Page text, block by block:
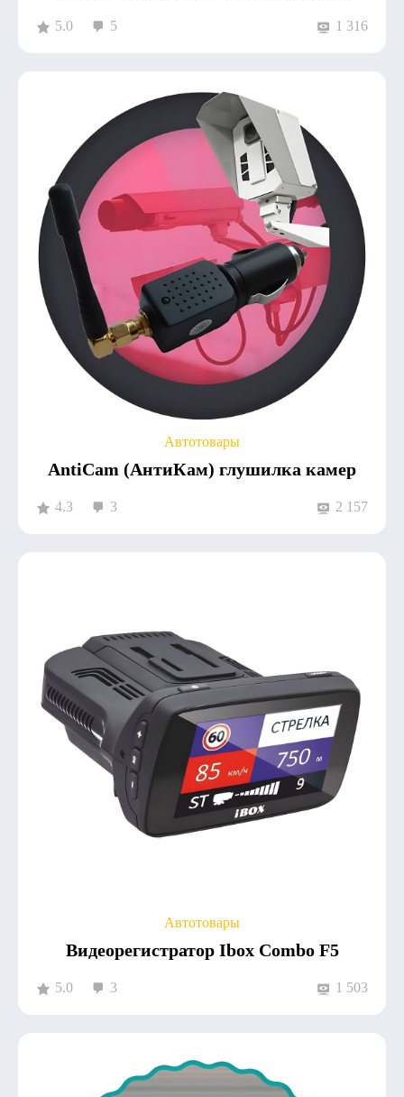
5.0 5 1 316
Автотовары
AntiCam (АнтиКам) глушилка камер
4.3 3 2 157
Автотовары
Видеорегистратор Ibox Combo F5
5.0 3 1 503